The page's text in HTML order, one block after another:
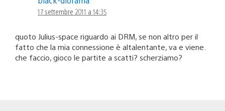
17 settembre 2011 a 14:35
quoto Julius-space riguardo ai DRM, se non altro per il
fatto che la mia connessione è altalentante, va e viene.
che faccio, gioco le partite a scatti? scherziamo?